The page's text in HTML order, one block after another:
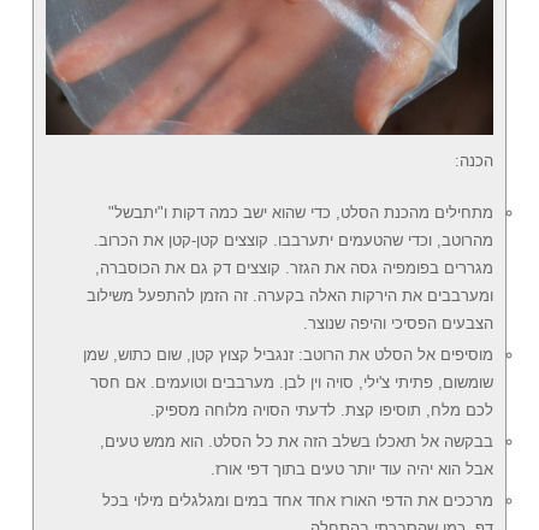
הכנה:
מתחילים מהכנת הסלט, כדי שהוא ישב כמה דקות ו"יתבשל"
מהרוטב, וכדי שהטעמים יתערבבו. קוצצים קטן-קטן את הכרוב.
מגררים בפומפיה גסה את הגזר. קוצצים דק גם את הכוסברה,
ומערבבים את הירקות האלה בקערה. זה הזמן להתפעל משילוב
הצבעים הפסיכי והיפה שנוצר.
מוסיפים אל הסלט את הרוטב: זנגביל קצוץ קטן, שום כתוש, שמן
שומשום, פתיתי צ'ילי, סויה וין לבן. מערבבים וטועמים. אם חסר
לכם מלח, תוסיפו קצת. לדעתי הסויה מלוחה מספיק.
בבקשה אל תאכלו בשלב הזה את כל הסלט. הוא ממש טעים,
אבל הוא יהיה עוד יותר טעים בתוך דפי אורז.
מרככים את הדפי האורז אחד אחד במים ומגלגלים מילוי בכל